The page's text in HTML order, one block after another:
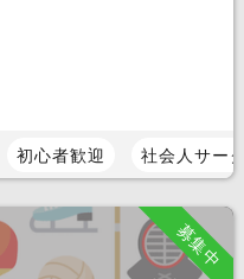
初心者歓迎 社会人サー
募集中